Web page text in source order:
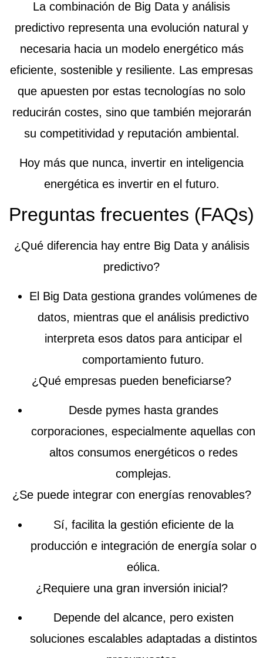
La combinación de Big Data y análisis
predictivo representa una evolución natural y
necesaria hacia un modelo energético más
eficiente, sostenible y resiliente. Las empresas
que apuesten por estas tecnologías no solo
reducirán costes, sino que también mejorarán
su competitividad y reputación ambiental.
Hoy más que nunca, invertir en inteligencia
energética es invertir en el futuro.
Preguntas frecuentes (FAQs)
¿Qué diferencia hay entre Big Data y análisis
predictivo?
El Big Data gestiona grandes volúmenes de
datos, mientras que el análisis predictivo
interpreta esos datos para anticipar el
comportamiento futuro.
¿Qué empresas pueden beneficiarse?
Desde pymes hasta grandes
corporaciones, especialmente aquellas con
altos consumos energéticos o redes
complejas.
¿Se puede integrar con energías renovables?
Sí, facilita la gestión eficiente de la
producción e integración de energía solar o
eólica.
¿Requiere una gran inversión inicial?
Depende del alcance, pero existen
soluciones escalables adaptadas a distintos